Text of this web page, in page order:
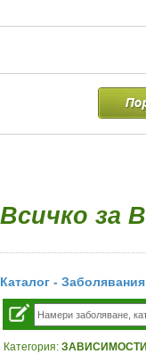
Всичко за
Каталог - Заболявания
Категория: ЗАВИСИМОСТИ